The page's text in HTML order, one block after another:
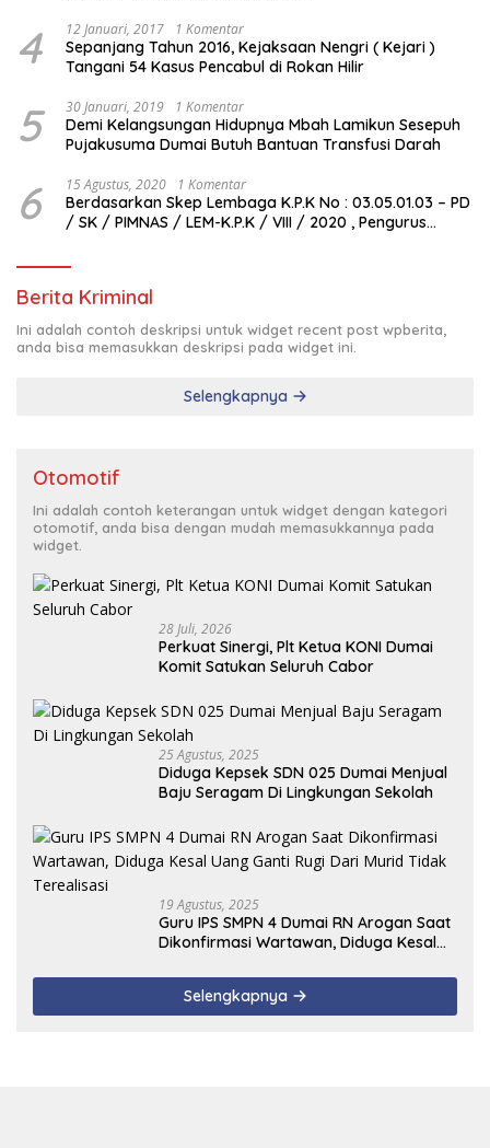
4 12 Januari, 2017 1 Komentar
Sepanjang Tahun 2016, Kejaksaan Nengri ( Kejari )
Tangani 54 Kasus Pencabul di Rokan Hilir
5 30 Januari, 2019 1 Komentar
Demi Kelangsungan Hidupnya Mbah Lamikun Sesepuh
Pujakusuma Dumai Butuh Bantuan Transfusi Darah
6 15 Agustus, 2020 1 Komentar
Berdasarkan Skep Lembaga K.P.K No : 03.05.01.03 – PD
/ SK / PIMNAS / LEM-K.P.K / VIII / 2020 , Pengurus
Berita Kriminal
Ini adalah contoh deskripsi untuk widget recent post wpberita,
anda bisa memasukkan deskripsi pada widget ini.
Selengkapnya
Otomotif
Ini adalah contoh keterangan untuk widget dengan kategori
otomotif, anda bisa dengan mudah memasukkannya pada
widget.
28 Juli, 2026
Perkuat Sinergi, Plt Ketua KONI Dumai
Komit Satukan Seluruh Cabor
25 Agustus, 2025
Diduga Kepsek SDN 025 Dumai Menjual
Baju Seragam Di Lingkungan Sekolah
19 Agustus, 2025
Guru IPS SMPN 4 Dumai RN Arogan Saat
Dikonfirmasi Wartawan, Diduga Kesal
Terealisasi
Selengkapnya